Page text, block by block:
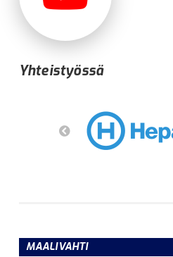
Yhteistyössä
MAALIVAHTI